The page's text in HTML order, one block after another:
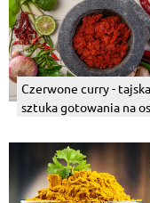
Czerwone curry - tajska
sztuka gotowania na